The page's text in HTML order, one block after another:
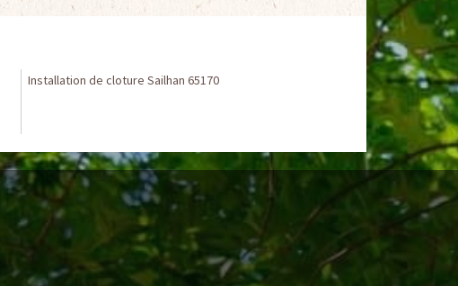
Installation de cloture Sailhan 65170